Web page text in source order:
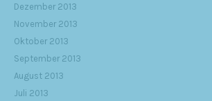
Dezember 2013
November 2013
Oktober 2013
September 2013
August 2013
Juli 2013